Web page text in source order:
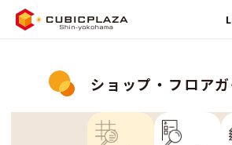
ショップ・フロア